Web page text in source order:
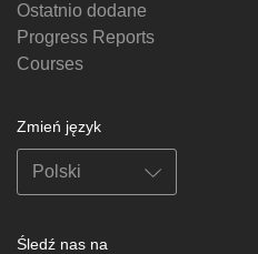
Ostatnio dodane
Progress Reports
Courses
Zmień język
Śledź nas na